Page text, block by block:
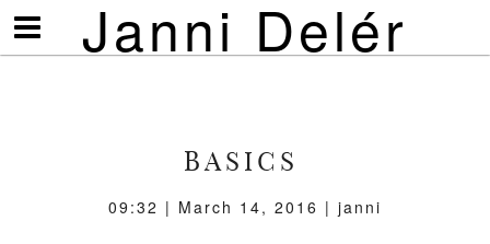
Janni Delér
Visa/göm
meny
BASICS
09:32 | March 14, 2016 | janni